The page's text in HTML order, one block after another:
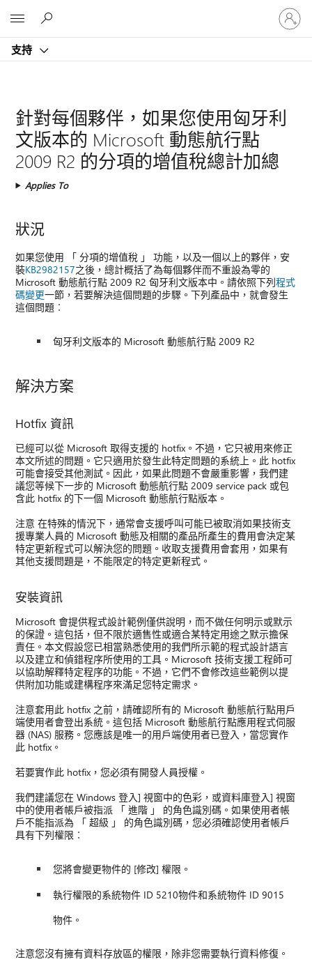
支持
登
入
您
針對每個夥伴，如果您使用匈牙利
文版本的 Microsoft 動態航行點
2009 R2 的分項的增值稅總計加總
Applies To
狀況
如果您使用 「 分項的增值稅 」 功能，以及一個以上的夥伴，安
裝KB2982157之後，總計概括了為每個夥伴而不重設為零的
Microsoft 動態航行點 2009 R2 匈牙利文版本中。請依照下列程式
碼變更一節，若要解決這個問題的步驟。下列產品中，就會發生
這個問題︰
匈牙利文版本的 Microsoft 動態航行點 2009 R2
解決方案
Hotfix 資訊
已經可以從 Microsoft 取得支援的 hotfix。不過，它只被用來修正
本文所述的問題。它只適用於發生此特定問題的系統上。此 hotfix
可能會接受其他測試。因此，如果此問題不會嚴重影響，我們建
議您等候下一步的 Microsoft 動態航行點 2009 service pack 或包
含此 hotfix 的下一個 Microsoft 動態航行點版本。
注意 在特殊的情況下，通常會支援呼叫可能已被取消如果技術支
援專業人員的 Microsoft 動態及相關的產品所產生的費用會決定某
特定更新程式可以解決您的問題。收取支援費用會套用，如果有
其他支援問題是，不能限定的特定更新程式。
安裝資訊
Microsoft 會提供程式設計範例僅供說明，而不做任何明示或默示
的保證。這包括，但不限於適售性或適合某特定用途之默示擔保
責任。本文假設您已相當熟悉使用的我們所示範的程式設計語言
以及建立和偵錯程序所使用的工具。Microsoft 技術支援工程師可
以協助解釋特定程序的功能。不過，它們不會修改這些範例以提
供附加功能或建構程序來滿足您特定需求。
注意套用此 hotfix 之前，請確認所有的 Microsoft 動態航行點用戶
端使用者會登出系統。這包括 Microsoft 動態航行點應用程式伺服
器 (NAS) 服務。您應該是唯一的用戶端使用者已登入，當您實作
此 hotfix。
若要實作此 hotfix，您必須有開發人員授權。
我們建議您在 Windows 登入] 視窗中的色彩，或資料庫登入] 視窗
中的使用者帳戶被指派 「 進階 」 的角色識別碼。如果使用者帳
戶不能指派為 「 超級 」 的角色識別碼，您必須確認使用者帳戶
具有下列權限︰
您將會變更物件的 [修改] 權限。
執行權限的系統物件 ID 5210物件和系統物件 ID 9015
物件。
注意您沒有擁有資料存放區的權限，除非您需要執行資料修復。